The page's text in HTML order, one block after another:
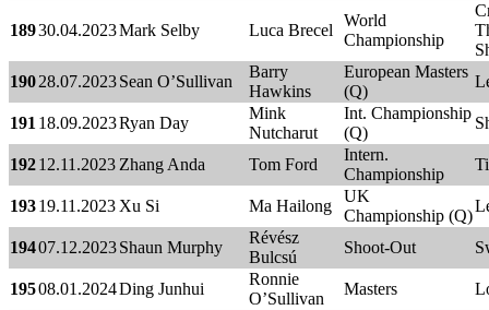
18930.04.2023Mark Selby Luca Brecel
World
Championship
19028.07.2023Sean O’Sullivan
Barry
Hawkins
European Masters
(Q)
191 18.09.2023Ryan Day
Mink
Nutcharut
Int. Championship
(Q)
19212.11.2023 Zhang Anda Tom Ford
Intern.
Championship
19319.11.2023 Xu Si Ma Hailong
UK
Championship (Q)
19407.12.2023Shaun Murphy
Révész
Bulcsú
Shoot-Out
19508.01.2024Ding Junhui
Ronnie
O’Sullivan
Masters